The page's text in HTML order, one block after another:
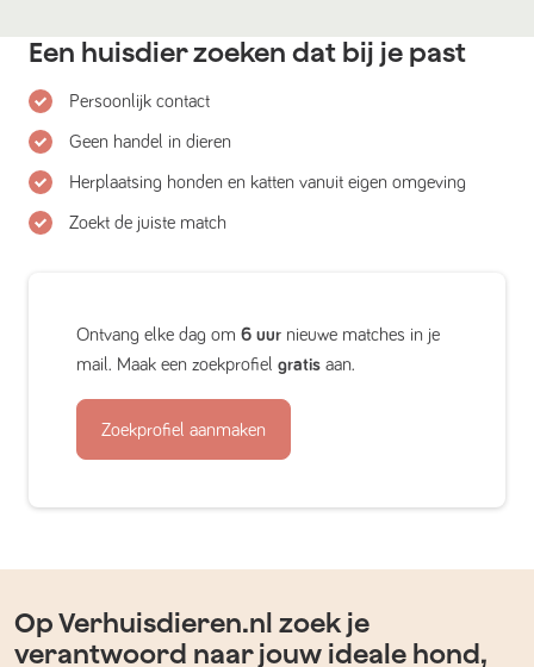
Een huisdier zoeken dat bij je past
Persoonlijk contact
Geen handel in dieren
Herplaatsing honden en katten vanuit eigen omgeving
Zoekt de juiste match
Ontvang elke dag om 6 uur nieuwe matches in je
mail. Maak een zoekprofiel gratis aan.
Zoekprofiel aanmaken
Op Verhuisdieren.nl zoek je
verantwoord naar jouw ideale hond,